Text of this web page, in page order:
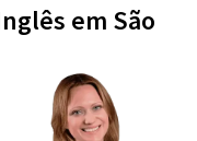
em São